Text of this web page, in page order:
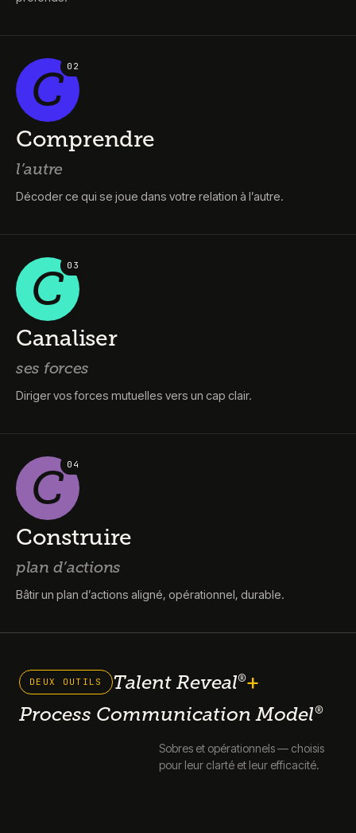
C 0 2
Comprendre
l’autre
Décoder ce qui se joue dans votre relation à l’autre.
C 0 3
Canaliser
ses forces
Diriger vos forces mutuelles vers un cap clair.
C 0 4
Construire
plan d’actions
Bâtir un plan d’actions aligné, opérationnel, durable.
DEUX OUTILS Talent Reveal®+
Process Communication Model®
Sobres et opérationnels — choisis
pour leur clarté et leur efficacité.